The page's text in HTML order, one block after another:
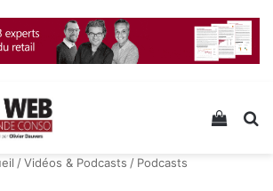
Voir
/Vidéos & Podcasts / Podcasts